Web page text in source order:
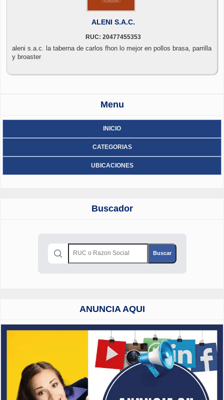
ALENI S.A.C.
RUC: 20477455353
aleni s.a.c. la taberna de carlos fhon lo mejor en pollos brasa, parrilla
y broaster
Menu
INICIO
CATEGORIAS
UBICACIONES
Buscador
ANUNCIA AQUI